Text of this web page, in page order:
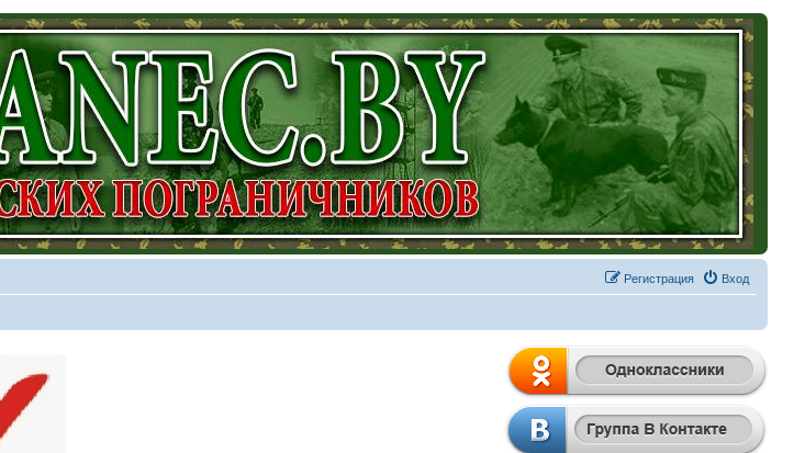
Вход
Регистрация